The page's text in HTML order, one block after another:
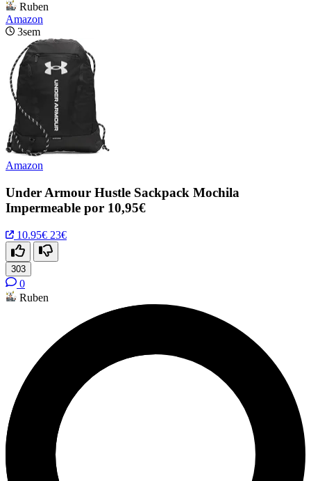
Ruben
Amazon
3sem
Amazon
Under Armour Hustle Sackpack Mochila
Impermeable por 10,95€
10.95€ 23€
303
0
Ruben